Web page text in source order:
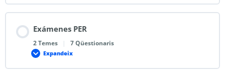
Exámenes PER
2 Temes | 7 Qüestionaris
Expandeix